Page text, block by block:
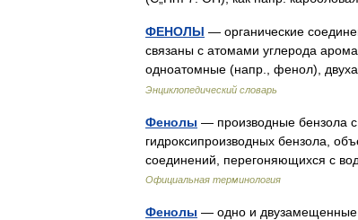
ФЕНОЛЫ — органические
связаны с атомами углерода
одноатомные (напр., фенол),
Энциклопедический словарь
Фенолы — производные бензола
гидроксипроизводных бензола,
соединений, перегоняющихся с
Официальная терминология
Фенолы — одно и двузамещенные